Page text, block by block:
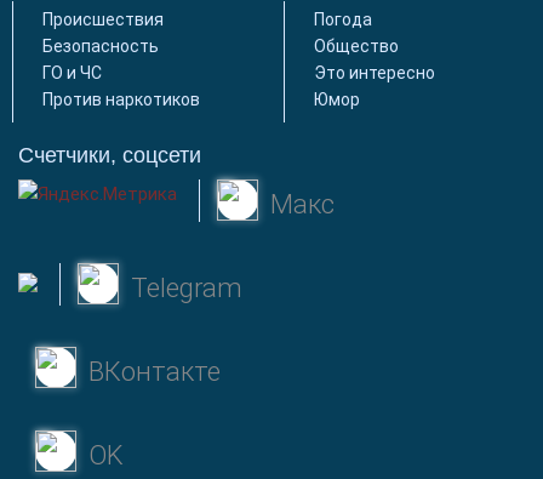
Происшествия
Безопасность
ГО и ЧС
Против наркотиков
Погода
Общество
Это интересно
Юмор
Счетчики, соцсети
Макс
Telegram
ВКонтакте
OK